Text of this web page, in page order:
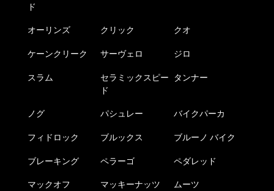
ド
オーリンズ クリック クオ
ケーンクリーク サーヴェロ ジロ
スラム
セラミックスピー
ド
タンナー
ノグ パシュレー バイクパーカ
フィドロック ブルックス ブルーノ バイク
ブレーキング ペラーゴ ペダレッド
マックオフ マッキーナッツ ムーツ